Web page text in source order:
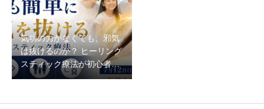
気功の力がなくても、邪気
は抜けるのか？ ヒーリング
スティック療法が初心者で
もできる理由